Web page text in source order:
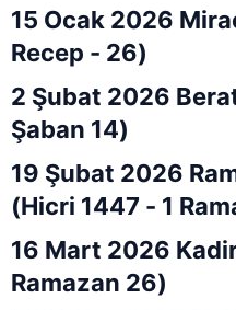
15 Ocak 2026
Recep - 26)
2 Şubat 2026
Şaban 14)
19 Şubat 2026
(Hicri 1447 - 1
16 Mart 2026
Ramazan 26)